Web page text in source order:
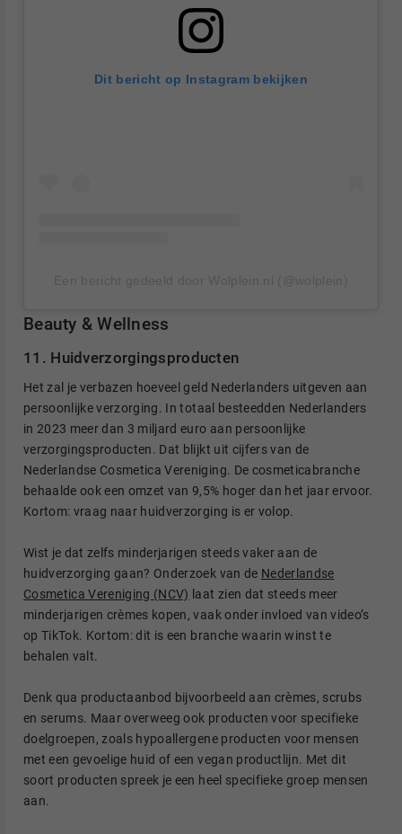
Dit bericht op Instagram bekijken
Beauty & Wellness
11. Huidverzorgingsproducten
Het zal je verbazen hoeveel geld Nederlanders uitgeven aan
persoonlijke verzorging. In totaal besteedden Nederlanders
in 2023 meer dan 3 miljard euro aan persoonlijke
verzorgingsproducten. Dat blijkt uit cijfers van de
Nederlandse Cosmetica Vereniging. De cosmeticabranche
behaalde ook een omzet van 9,5% hoger dan het jaar ervoor.
Kortom: vraag naar huidverzorging is er volop.
Wist je dat zelfs minderjarigen steeds vaker aan de
huidverzorging gaan? Onderzoek van de Nederlandse
Cosmetica Vereniging (NCV) laat zien dat steeds meer
minderjarigen crèmes kopen, vaak onder invloed van video’s
op TikTok. Kortom: dit is een branche waarin winst te
behalen valt.
Denk qua productaanbod bijvoorbeeld aan crèmes, scrubs
en serums. Maar overweeg ook producten voor specifieke
doelgroepen, zoals hypoallergene producten voor mensen
met een gevoelige huid of een vegan productlijn. Met dit
soort producten spreek je een heel specifieke groep mensen
aan.